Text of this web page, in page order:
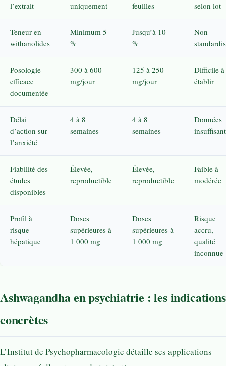
l’extrait
uniquement
feuilles
selon lot
Teneur en
withanolides
Minimum 5
%
Jusqu’à 10
%
Non
Posologie
efficace
documentée
300 à 600
mg/jour
125 à 250
mg/jour
Difficile à
établir
Délai
d’action sur
l’anxiété
4 à 8
semaines
4 à 8
semaines
Données
Fiabilité des
études
disponibles
Élevée,
reproductible
Élevée,
reproductible
Faible à
modérée
Profil à
risque
hépatique
Doses
supérieures à
1 000 mg
Doses
supérieures à
1 000 mg
Risque
accru,
qualité
inconnue
Ashwagandha en psychiatrie : les indications
concrètes
L’Institut de Psychopharmacologie détaille ses applications